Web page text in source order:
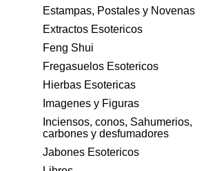
Estampas, Postales y Novenas
Extractos Esotericos
Feng Shui
Fregasuelos Esotericos
Hierbas Esotericas
Imagenes y Figuras
Inciensos, conos, Sahumerios,
carbones y desfumadores
Jabones Esotericos